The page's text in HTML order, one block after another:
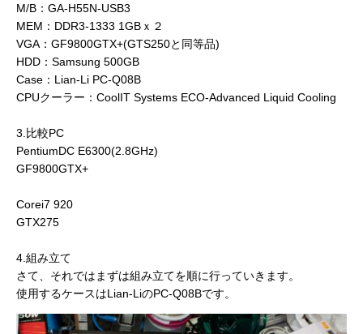
M/B：GA-H55N-USB3
MEM：DDR3-1333 1GBｘ２
VGA：GF9800GTX+(GTS250と同等品)
HDD：Samsung 500GB
Case：Lian-Li PC-Q08B
CPUクーラー：CoolIT Systems ECO-Advanced Liquid Cooling
3.比較PC
PentiumDC E6300(2.8GHz)
GF9800GTX+
Corei7 920
GTX275
4.組み立て
さて、それではまずは組み立てを順に行っていきます。
使用するケースはLian-LiのPC-Q08Bです。